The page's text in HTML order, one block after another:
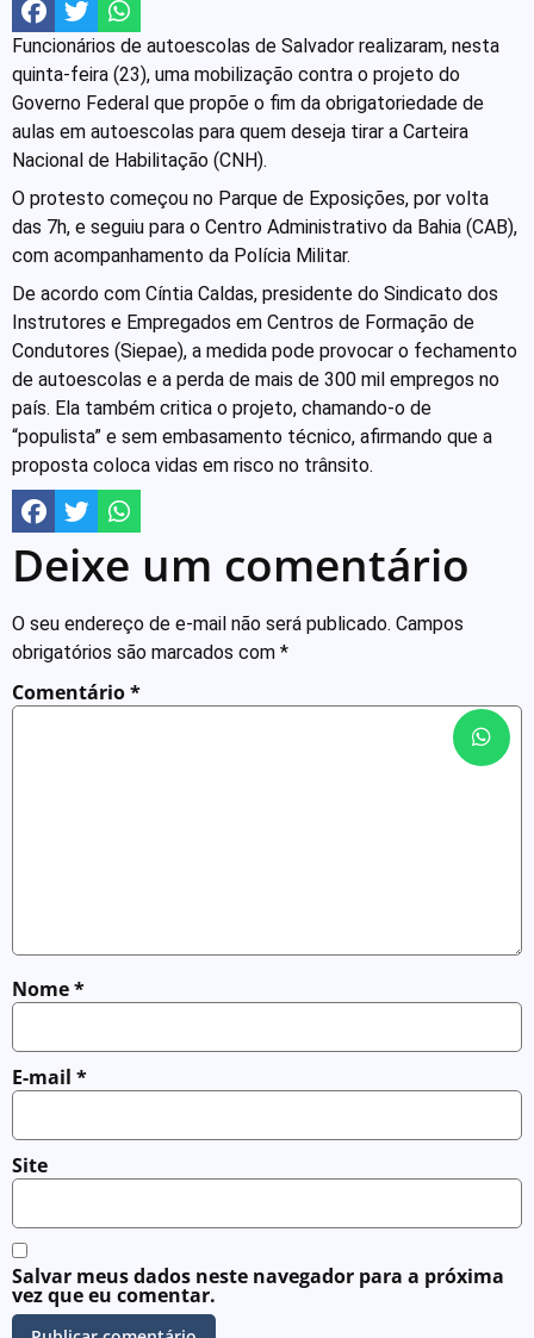
Funcionários de autoescolas de Salvador realizaram, nesta
quinta-feira (23), uma mobilização contra o projeto do
Governo Federal que propõe o fim da obrigatoriedade de
aulas em autoescolas para quem deseja tirar a Carteira
Nacional de Habilitação (CNH).
O protesto começou no Parque de Exposições, por volta
das 7h, e seguiu para o Centro Administrativo da Bahia (CAB),
com acompanhamento da Polícia Militar.
De acordo com Cíntia Caldas, presidente do Sindicato dos
Instrutores e Empregados em Centros de Formação de
Condutores (Siepae), a medida pode provocar o fechamento
de autoescolas e a perda de mais de 300 mil empregos no
país. Ela também critica o projeto, chamando-o de
“populista” e sem embasamento técnico, afirmando que a
proposta coloca vidas em risco no trânsito.
Deixe um comentário
O seu endereço de e-mail não será publicado. Campos
obrigatórios são marcados com *
Comentário*
Nome*
E-mail *
Site
Salvar meus dados neste navegador para a próxima
vez que eu comentar.